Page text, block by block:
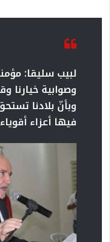
لبيب سليقا:
وصوابية خيارنا
وبأنّ بلادنا
فيها أعزاء أقوياء